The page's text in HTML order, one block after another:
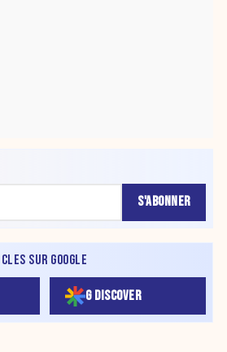
S'ABONNER
SUR GOOGLE
G DISCOVER